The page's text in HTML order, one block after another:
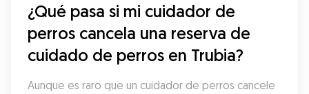
¿Qué pasa si mi cuidador de
perros cancela una reserva de
cuidado de perros en Trubia?
Aunque es raro que un cuidador de perros cancele